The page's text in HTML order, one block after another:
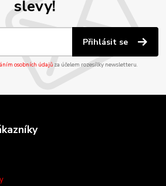
slevy!
Přihlásit se
osobních údajůza účelem rozesílky newsletteru.